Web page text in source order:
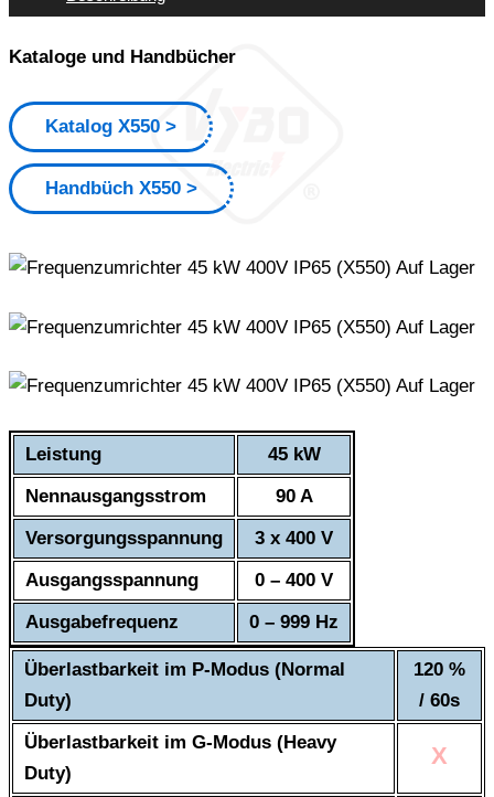
Kataloge und Handbücher
Katalog X550
Handbüch X550
Leistung
45 kW
Nennausgangsstrom
90 A
Versorgungsspannung
3 x 400 V
Ausgangsspannung
0 – 400 V
Ausgabefrequenz
0 – 999 Hz
Überlastbarkeit im P-Modus (Normal
Duty)
120 %
/ 60s
Überlastbarkeit im G-Modus (Heavy
Duty)
X